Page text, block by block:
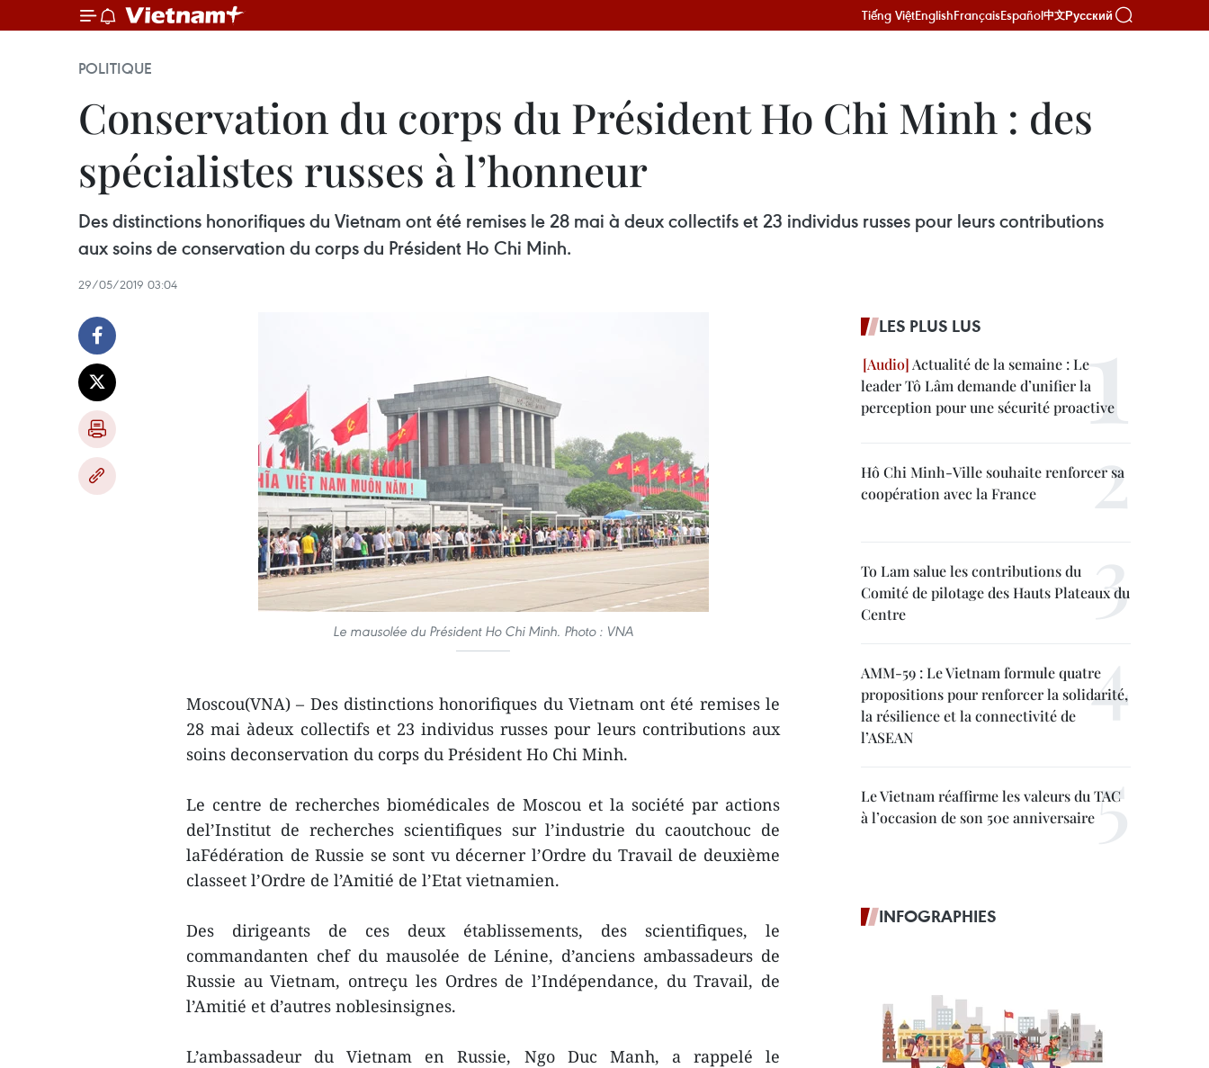
Tiếng ViệtEnglishFrançaisEspañol中文Русский
POLITIQUE
Conservation du corps du Président Ho Chi Minh : des
spécialistes russes à l’honneur
Des distinctions honorifiques du Vietnam ont été remises le 28 mai à deux collectifs et 23 individus russes pour leurs contributions
aux soins de conservation du corps du Président Ho Chi Minh.
29/05/2019 03:04
Le mausolée du Président Ho Chi Minh. Photo : VNA
Moscou(VNA) – Des distinctions honorifiques du Vietnam ont été remises le
28 mai àdeux collectifs et 23 individus russes pour leurs contributions aux
soins deconservation du corps du Président Ho Chi Minh.
Le centre de recherches biomédicales de Moscou et la société par actions
del’Institut de recherches scientifiques sur l’industrie du caoutchouc de
laFédération de Russie se sont vu décerner l’Ordre du Travail de deuxième
classeet l’Ordre de l’Amitié de l’Etat vietnamien.
Des dirigeants de ces deux établissements, des scientifiques, le
commandanten chef du mausolée de Lénine, d’anciens ambassadeurs de
Russie au Vietnam, ontreçu les Ordres de l’Indépendance, du Travail, de
l’Amitié et d’autres noblesinsignes.
L’ambassadeur du Vietnam en Russie, Ngo Duc Manh, a rappelé le
LES PLUS LUS
Actualité de la semaine : Le
leader Tô Lâm demande d’unifier la
perception pour une sécurité proactive
Hô Chi Minh-Ville souhaite renforcer sa
coopération avec la France
To Lam salue les contributions du
Comité de pilotage des Hauts Plateaux du
Centre
AMM-59 : Le Vietnam formule quatre
propositions pour renforcer la solidarité,
la résilience et la connectivité de
l’ASEAN
Le Vietnam réaffirme les valeurs du TAC
à l’occasion de son 50e anniversaire
INFOGRAPHIES